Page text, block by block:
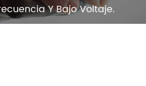
Y Bajo Voltaje.